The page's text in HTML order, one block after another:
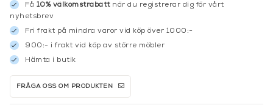
Få 10% välkomstrabattnär du registrerar dig för vårt
nyhetsbrev
Fri frakt på mindra varor vid köp över 1000:-
900:- i frakt vid köp av större möbler
Hämta i butik
FRÅGA OSS OM PRODUKTEN